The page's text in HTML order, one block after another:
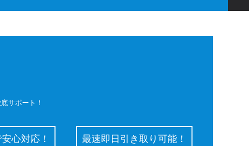
サポート！
心対応！ 最速即日引き取り可能！